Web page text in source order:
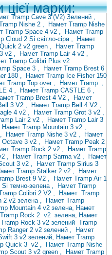
цієї марки:
Tramp Cave 3 (V2) Зелений ,
Nishe 2 ,
Намет Tramp Nishe
Tramp Space 4 v2 ,
Намет Tramp
Cloud 2 Si світло-сіра ,
Намет
2 v2 green ,
Намет Tramp
v2 , Намет Tramp Lair 4 v2 ,
Tramp Colibri Plus v2
Space 3 ,
Намет Tramp Brest 6
180 ,
Намет Tramp Ice Fisher 150
Tramp Top over , Намет Tramp ,
4 , Намет Tramp CASTLE 6 ,
Tramp Brest 4 V2 ,
Намет
3 V2 , Намет Tramp Bell 4 V2 ,
4 v2 , Намет Tramp Grot 3 v2 ,
Lair 2 v2 ,
Намет Tramp Lair 3
Намет Tramp Mountain 3 v2 ,
, Намет Tramp Nishe 3 v2 ,
Намет
Octave 3 v2 ,
Намет Tramp Peak 2
Tramp Rock 2 v2 ,
Намет Tramp
, Намет Tramp Sarma v2 ,
Намет
3 v2 ,
Намет Tramp Sirius 3
Tramp Stalker 2 v2 ,
Намет
Brest 9 V2 ,
Намет Tramp Air 1
темно-зелена , Намет Tramp
Colibri 2 V2 , Намет Tramp
2 v2 зелена ,
Намет Tramp
Mountain 4 v2 зелена, Намет
Rock 2 v2 зелена, Намет
Tramp Rock 3 v2 зелений Tramp
Ranger 2 v2 зелений ,
Намет
3 v2 зелений, Намет Tramp
Quick 3 v2 , Намет Tramp Nishe
Scout 3 v2 green ,
Намет Tramp